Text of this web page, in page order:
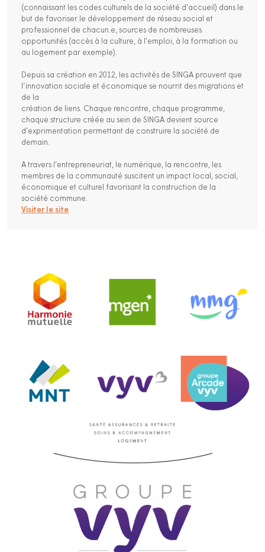
(connaissant les codes culturels de la société d’accueil) dans le
but de favoriser le développement de réseau social et
professionnel de chacun.e, sources de nombreuses
opportunités (accès à la culture, à l'emploi, à la formation ou
au logement par exemple).
Depuis sa création en 2012, les activités de SINGA prouvent que
l’innovation sociale et économique se nourrit des migrations et
de la
création de liens. Chaque rencontre, chaque programme,
chaque structure créée au sein de SINGA devient source
d’exprimentation permettant de construire la société de
demain.
A travers l'entrepreneuriat, le numérique, la rencontre, les
membres de la communauté suscitent un impact local, social,
économique et culturel favorisant la construction de la
société commune.
Visiter le site